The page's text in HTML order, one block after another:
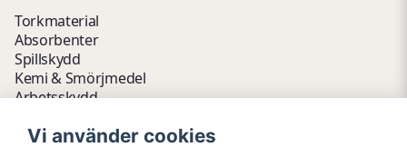
Torkmaterial
Absorbenter
Spillskydd
Kemi & Smörjmedel
Arbetsskydd
Avfallshantering
Vi använder cookies